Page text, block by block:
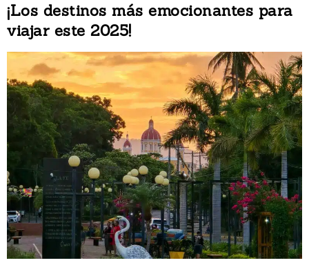
¡Los destinos más emocionantes para
viajar este 2025!